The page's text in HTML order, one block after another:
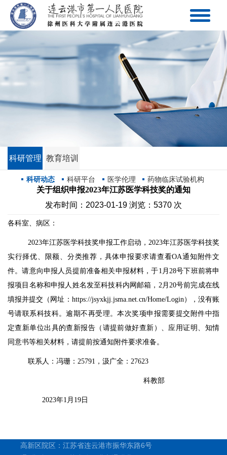
科研管理
科研动态 科研平台 医学伦理 药物临床试验机构
教育培训
关于组织申报2023年江苏医学科技奖的通知
发布时间：2023-01-19 浏览：5370 次
各科室、病区：
2023年江苏医学科技奖申报工作启动，2023年江苏医学科技奖
实行择优、限额、分类推荐，具体申报要求请查看OA通知附件文
件。请意向申报人员提前准备相关申报材料，于1月28号下班前将申
报项目名称和申报人姓名发至科技科内网邮箱，2月20号前完成在线
填报并提交（网址： https://jsyxkjj.jsma.net.cn/Home/Login），没有账
号请联系科技科。逾期不再受理。本次奖项申报需要提交附件中指
定查新单位出具的查新报告（请提前做好查新）、应用证明、知情
同意书等相关材料，请提前按通知附件要求准备。
联系人：冯珊：25791，汲广全：27623
科教部
2023年1月19日
高新区院区：江苏省连云港市振华东路6号